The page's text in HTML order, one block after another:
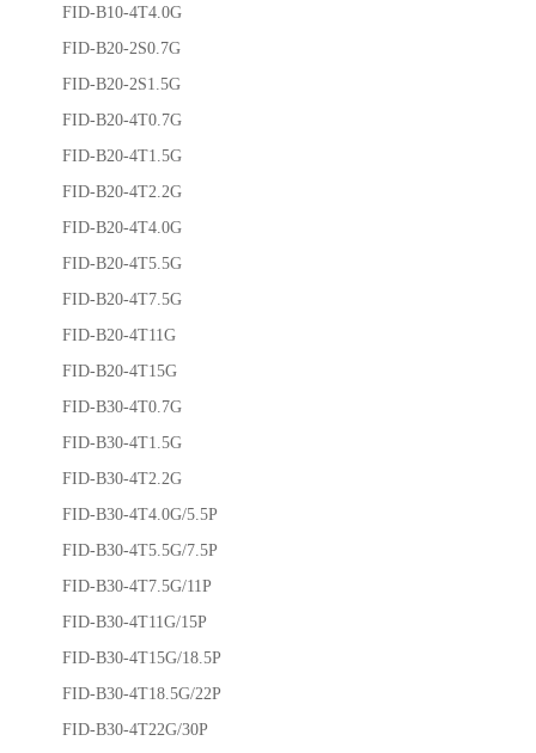
FID-B10-4T4.0G
FID-B20-2S0.7G
FID-B20-2S1.5G
FID-B20-4T0.7G
FID-B20-4T1.5G
FID-B20-4T2.2G
FID-B20-4T4.0G
FID-B20-4T5.5G
FID-B20-4T7.5G
FID-B20-4T11G
FID-B20-4T15G
FID-B30-4T0.7G
FID-B30-4T1.5G
FID-B30-4T2.2G
FID-B30-4T4.0G/5.5P
FID-B30-4T5.5G/7.5P
FID-B30-4T7.5G/11P
FID-B30-4T11G/15P
FID-B30-4T15G/18.5P
FID-B30-4T18.5G/22P
FID-B30-4T22G/30P